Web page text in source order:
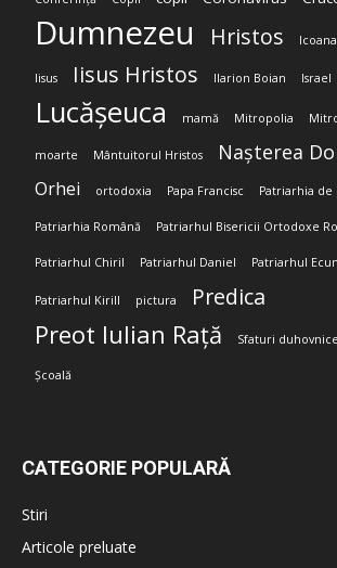
Dumnezeu Hristos Icoana
Iisus Iisus Hristos Ilarion Boian Israel
Lucășeuca mamă Mitropolia
moarte Mântuitorul Hristos Nașterea
Orhei ortodoxia Papa Francisc Patriarhia de
Patriarhia Română Patriarhul Bisericii Ortodoxe
Patriarhul Chiril Patriarhul Daniel Patriarhul
Patriarhul Kirill pictura Predica
Preot Iulian Rață Sfaturi
Școală
CATEGORIE POPULARĂ
Stiri
Articole preluate